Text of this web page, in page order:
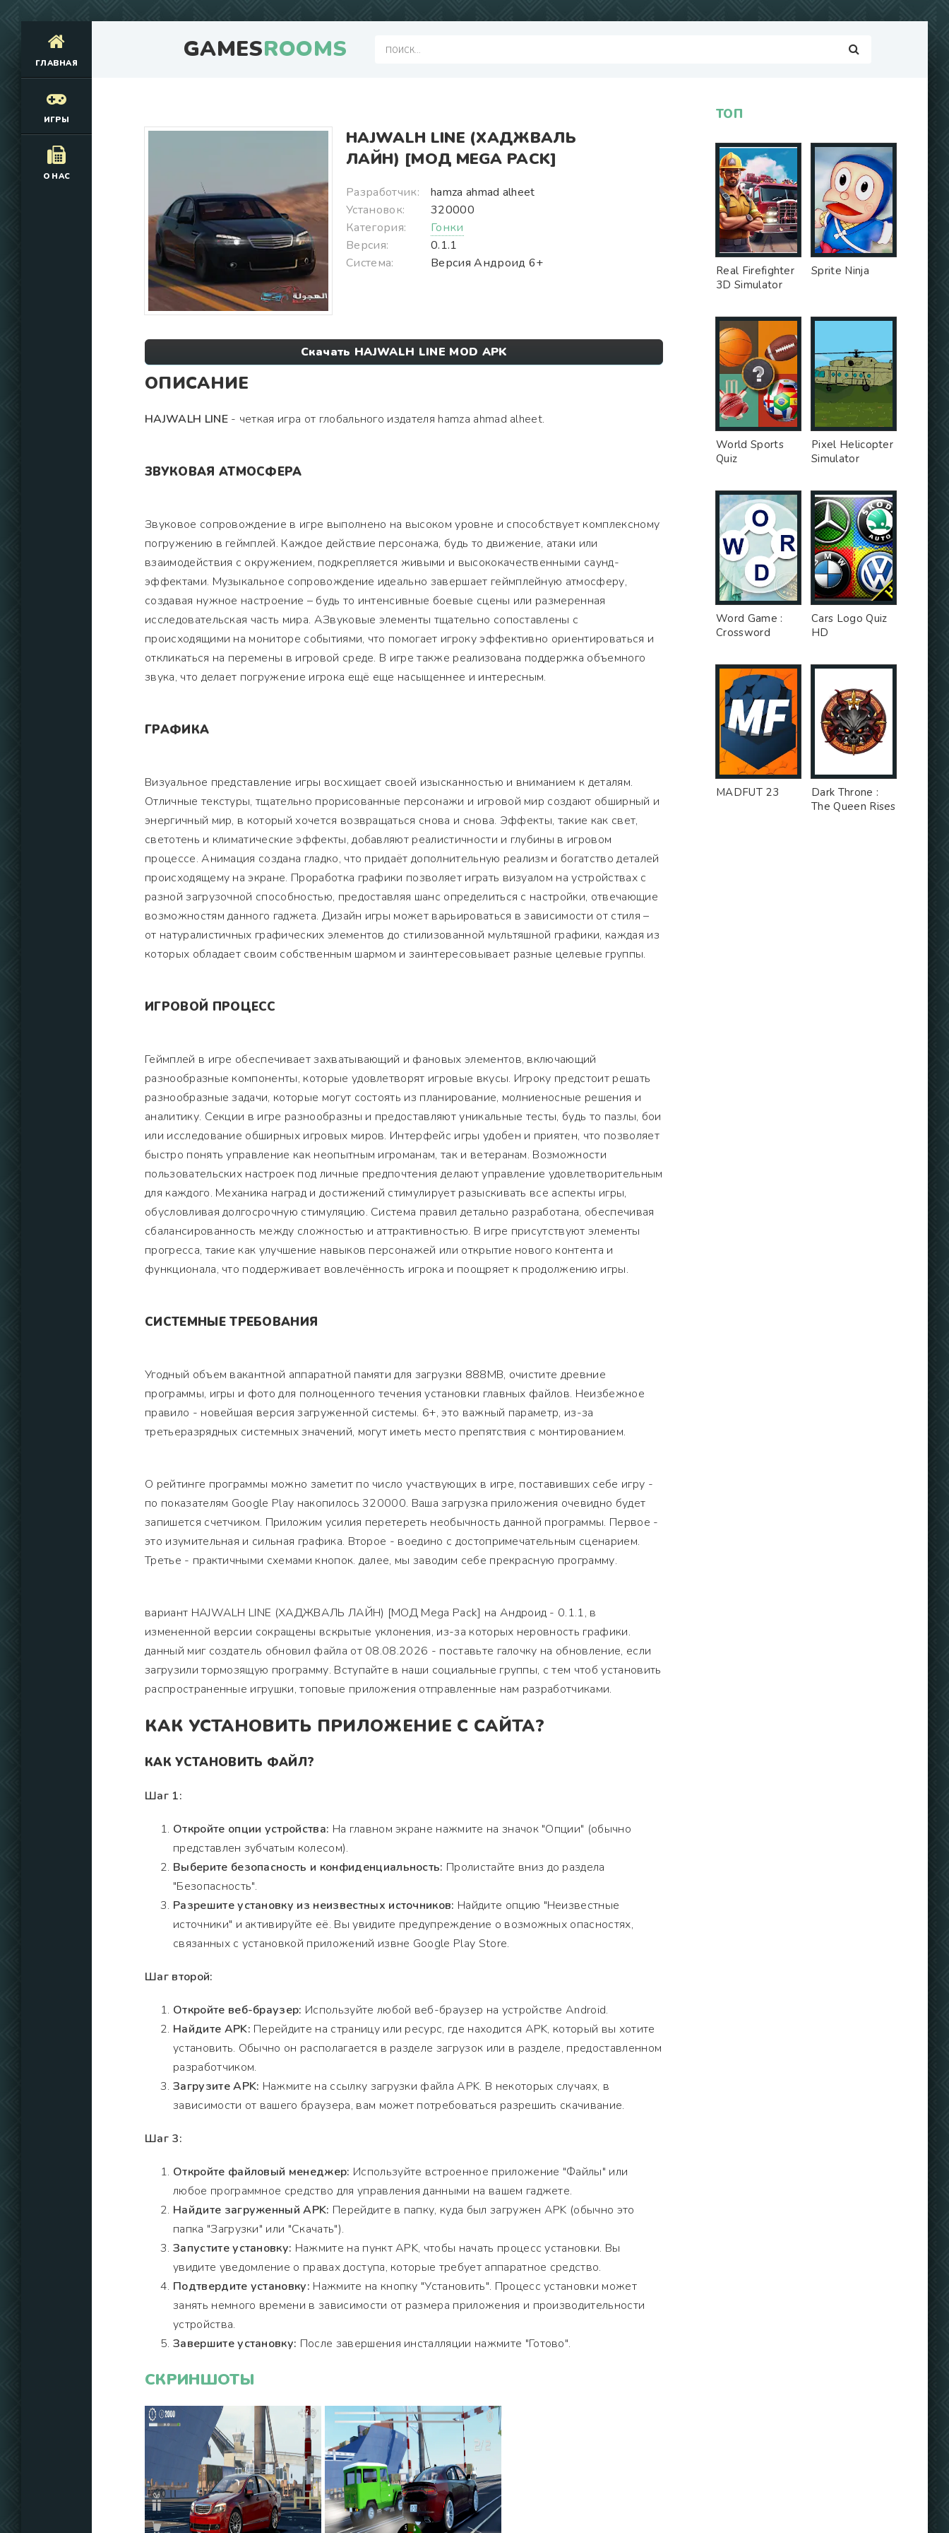
GAMESROOMS
ГЛАВНАЯ
ИГРЫ
О НАС
HAJWALH LINE (ХАДЖВАЛЬ
ЛАЙН) [МОД MEGA PACK]
Разработчик:
hamza ahmad alheet
Установок:
320000
Категория:
Гонки
Версия:
0.1.1
Система:
Версия Андроид 6+
Скачать HAJWALH LINE MOD APK
ОПИСАНИЕ
HAJWALH LINE- четкая игра от глобального издателя hamza ahmad alheet.
ЗВУКОВАЯ АТМОСФЕРА
Звуковое сопровождение в игре выполнено на высоком уровне и способствует комплексному
погружению в геймплей. Каждое действие персонажа, будь то движение, атаки или
взаимодействия с окружением, подкрепляется живыми и высококачественными саунд-
эффектами. Музыкальное сопровождение идеально завершает геймплейную атмосферу,
создавая нужное настроение – будь то интенсивные боевые сцены или размеренная
исследовательская часть мира. АЗвуковые элементы тщательно сопоставлены с
происходящими на мониторе событиями, что помогает игроку эффективно ориентироваться и
откликаться на перемены в игровой среде. В игре также реализована поддержка объемного
звука, что делает погружение игрока ещё еще насыщеннее и интересным.
ГРАФИКА
Визуальное представление игры восхищает своей изысканностью и вниманием к деталям.
Отличные текстуры, тщательно прорисованные персонажи и игровой мир создают обширный и
энергичный мир, в который хочется возвращаться снова и снова. Эффекты, такие как свет,
светотень и климатические эффекты, добавляют реалистичности и глубины в игровом
процессе. Анимация создана гладко, что придаёт дополнительную реализм и богатство деталей
происходящему на экране. Проработка графики позволяет играть визуалом на устройствах с
разной загрузочной способностью, предоставляя шанс определиться с настройки, отвечающие
возможностям данного гаджета. Дизайн игры может варьироваться в зависимости от стиля –
от натуралистичных графических элементов до стилизованной мультяшной графики, каждая из
которых обладает своим собственным шармом и заинтересовывает разные целевые группы.
ИГРОВОЙ ПРОЦЕСС
Геймплей в игре обеспечивает захватывающий и фановых элементов, включающий
разнообразные компоненты, которые удовлетворят игровые вкусы. Игроку предстоит решать
разнообразные задачи, которые могут состоять из планирование, молниеносные решения и
аналитику. Секции в игре разнообразны и предоставляют уникальные тесты, будь то пазлы, бои
или исследование обширных игровых миров. Интерфейс игры удобен и приятен, что позволяет
быстро понять управление как неопытным игроманам, так и ветеранам. Возможности
пользовательских настроек под личные предпочтения делают управление удовлетворительным
для каждого. Механика наград и достижений стимулирует разыскивать все аспекты игры,
обусловливая долгосрочную стимуляцию. Система правил детально разработана, обеспечивая
сбалансированность между сложностью и аттрактивностью. В игре присутствуют элементы
прогресса, такие как улучшение навыков персонажей или открытие нового контента и
функционала, что поддерживает вовлечённость игрока и поощряет к продолжению игры.
СИСТЕМНЫЕ ТРЕБОВАНИЯ
Угодный объем вакантной аппаратной памяти для загрузки 888MB, очистите древние
программы, игры и фото для полноценного течения установки главных файлов. Неизбежное
правило - новейшая версия загруженной системы. 6+, это важный параметр, из-за
третьеразрядных системных значений, могут иметь место препятствия с монтированием.
О рейтинге программы можно заметит по число участвующих в игре, поставивших себе игру -
по показателям Google Play накопилось 320000. Ваша загрузка приложения очевидно будет
запишется счетчиком. Приложим усилия перетереть необычность данной программы. Первое -
это изумительная и сильная графика. Второе - воедино с достопримечательным сценарием.
Третье - практичными схемами кнопок. далее, мы заводим себе прекрасную программу.
вариант HAJWALH LINE (ХАДЖВАЛЬ ЛАЙН) [МОД Mega Pack] на Андроид - 0.1.1, в
измененной версии сокращены вскрытые уклонения, из-за которых неровность графики.
данный миг создатель обновил файла от 08.08.2026 - поставьте галочку на обновление, если
загрузили тормозящую программу. Вступайте в наши социальные группы, с тем чтоб установить
распространенные игрушки, топовые приложения отправленные нам разработчиками.
КАК УСТАНОВИТЬ ПРИЛОЖЕНИЕ С САЙТА?
КАК УСТАНОВИТЬ ФАЙЛ?
Шаг 1:
Откройте опции устройства: На главном экране нажмите на значок "Опции" (обычно
представлен зубчатым колесом).
Выберите безопасность и конфиденциальность: Пролистайте вниз до раздела
"Безопасность".
Разрешите установку из неизвестных источников: Найдите опцию "Неизвестные
источники" и активируйте её. Вы увидите предупреждение о возможных опасностях,
связанных с установкой приложений извне Google Play Store.
Шаг второй:
Откройте веб-браузер: Используйте любой веб-браузер на устройстве Android.
Найдите APK: Перейдите на страницу или ресурс, где находится APK, который вы хотите
установить. Обычно он располагается в разделе загрузок или в разделе, предоставленном
разработчиком.
Загрузите APK: Нажмите на ссылку загрузки файла APK. В некоторых случаях, в
зависимости от вашего браузера, вам может потребоваться разрешить скачивание.
Шаг 3:
Откройте файловый менеджер: Используйте встроенное приложение "Файлы" или
любое программное средство для управления данными на вашем гаджете.
Найдите загруженный APK: Перейдите в папку, куда был загружен APK (обычно это
папка "Загрузки" или "Скачать").
Запустите установку: Нажмите на пункт APK, чтобы начать процесс установки. Вы
увидите уведомление о правах доступа, которые требует аппаратное средство.
Подтвердите установку: Нажмите на кнопку "Установить". Процесс установки может
занять немного времени в зависимости от размера приложения и производительности
устройства.
Завершите установку: После завершения инсталляции нажмите "Готово".
СКРИНШОТЫ
ТОП
Real Firefighter
3D Simulator
Sprite Ninja
World Sports
Quiz
Pixel Helicopter
Simulator
Word Game :
Crossword
Cars Logo Quiz
HD
MADFUT 23
Dark Throne :
The Queen Rises